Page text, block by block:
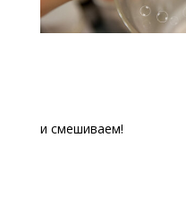
и смешиваем!